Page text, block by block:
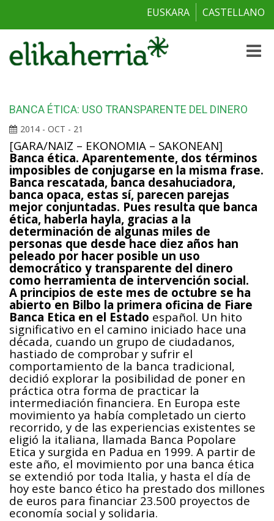
EUSKARA CASTELLANO
Toggle
BANCA ÉTICA: USO TRANSPARENTE DEL DINERO
2014 - OCT - 21
[GARA/NAIZ – EKONOMIA – SAKONEAN]
Banca ética. Aparentemente, dos términos
imposibles de conjugarse en la misma frase.
Banca rescatada, banca desahuciadora,
banca opaca, estas sí, parecen parejas
mejor conjuntadas. Pues resulta que banca
ética, haberla hayla, gracias a la
determinación de algunas miles de
personas que desde hace diez años han
peleado por hacer posible un uso
democrático y transparente del dinero
como herramienta de intervención social.
A principios de este mes de octubre se ha
abierto en Bilbo la primera oficina de Fiare
Banca Etica en el Estado español. Un hito
significativo en el camino iniciado hace una
década, cuando un grupo de ciudadanos,
hastiado de comprobar y sufrir el
comportamiento de la banca tradicional,
decidió explorar la posibilidad de poner en
práctica otra forma de practicar la
intermediación financiera. En Europa este
movimiento ya había completado un cierto
recorrido, y de las experiencias existentes se
eligió la italiana, llamada Banca Popolare
Etica y surgida en Padua en 1999. A partir de
este año, el movimiento por una banca ética
se extendió por toda Italia, y hasta el día de
hoy este banco ético ha prestado dos millones
de euros para financiar 23.500 proyectos de
economía social y solidaria.